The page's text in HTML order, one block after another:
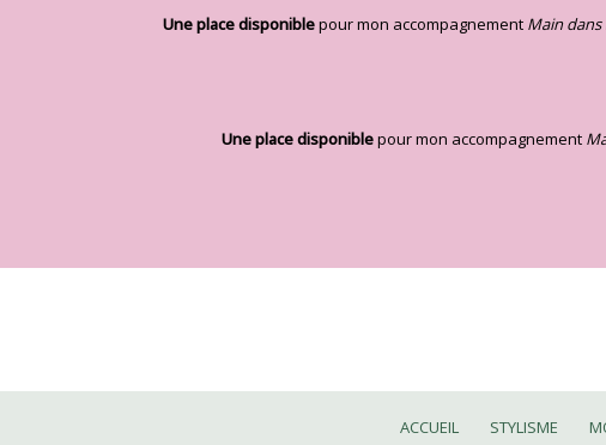
Une place disponiblepour mon accompagnement Main dans
Une place disponiblepour mon accompagnement
ACCUEIL STYLISME